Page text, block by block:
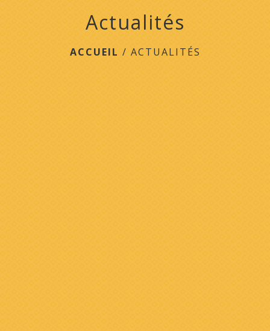
Actualités
ACCUEIL/ACTUALITÉS